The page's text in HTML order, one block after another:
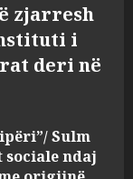
zjarresh
i
deri në
Sulm
ndaj